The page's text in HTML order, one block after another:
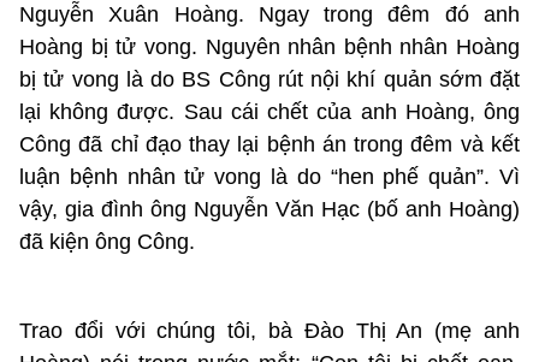
Nguyễn Xuân Hoàng. Ngay trong đêm đó anh
Hoàng bị tử vong. Nguyên nhân bệnh nhân Hoàng
bị tử vong là do BS Công rút nội khí quản sớm đặt
lại không được. Sau cái chết của anh Hoàng, ông
Công đã chỉ đạo thay lại bệnh án trong đêm và kết
luận bệnh nhân tử vong là do “hen phế quản”. Vì
vậy, gia đình ông Nguyễn Văn Hạc (bố anh Hoàng)
đã kiện ông Công.
Trao đổi với chúng tôi, bà Đào Thị An (mẹ anh